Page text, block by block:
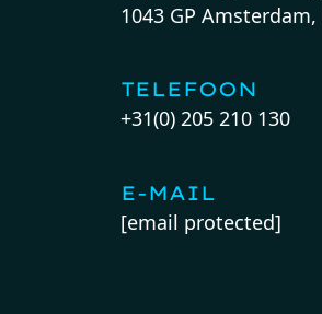
1043 GP
TELEFOON
+31(0) 205 210 130
E-MAIL
[email protected]